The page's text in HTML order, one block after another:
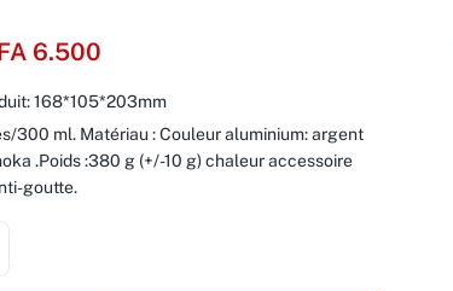
6.500
168*105*203mm
300 ml. Matériau : Couleur aluminium: argent
.Poids :380 g (+/-10 g) chaleur accessoire
goutte.